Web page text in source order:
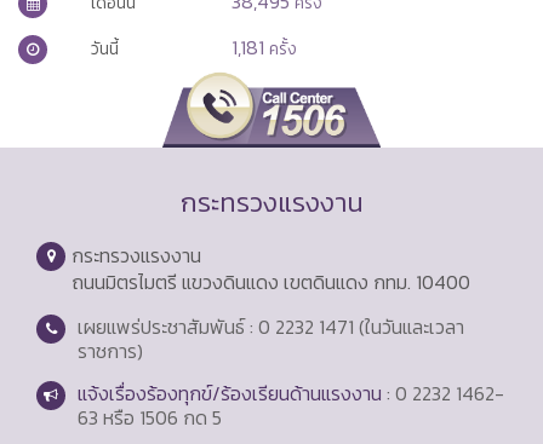
วันนี้
1,181 ครั้ง
กระทรวงแรงงาน
กระทรวงแรงงาน
ถนนมิตรไมตรี แขวงดินแดง เขตดินแดง กทม. 10400
เผยแพร่ประชาสัมพันธ์ : 0 2232 1471 (ในวันและเวลา
ราชการ)
แจ้งเรื่องร้องทุกข์/ร้องเรียนด้านแรงงาน : 0 2232 1462-
63 หรือ 1506 กด 5